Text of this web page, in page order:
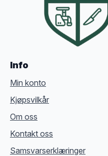
Info
Min konto
Kjøpsvilkår
Om oss
Kontakt oss
Samsvarserklæringer